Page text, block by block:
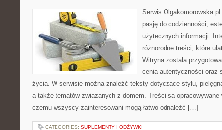
Serwis
pasję do codzienności,
użytecznych informacji.
różnorodne treści, które
Witryna została
cenią autentyczności oraz
życia. W serwisie można znaleźć teksty dotyczące stylu,
a także tematów związanych z domem. Treści są
czemu wszyscy zainteresowani mogą łatwo odnaleźć […]
CATEGORIES: SUPLEMENTY I ODŻYWKI